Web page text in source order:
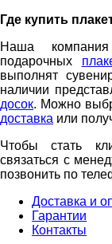
Где купить
Наша компания
подарочных
выполнят
наличии
досок. Можно
доставка или
Чтобы стать
связаться с
позвонить по
Доставка и
Гарантии
Контакты